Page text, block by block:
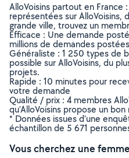
AlloVoisins partout en
représentées sur AlloVoisins,
grande ville, trouvez un
Efficace : Une demande
millions de demandes
Généraliste : 1 250 types de
possible sur AlloVoisins, du
projets.
Rapide : 10 minutes pour
votre demande
Qualité / prix : 4 membres
qu’AlloVoisins propose un
* Données issues d’une
échantillon de 5 671
Vous cherchez une